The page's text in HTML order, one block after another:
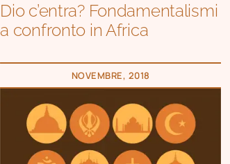
Dio c’entra? Fondamentalismi
a confronto in Africa
NOVEMBRE, 2018